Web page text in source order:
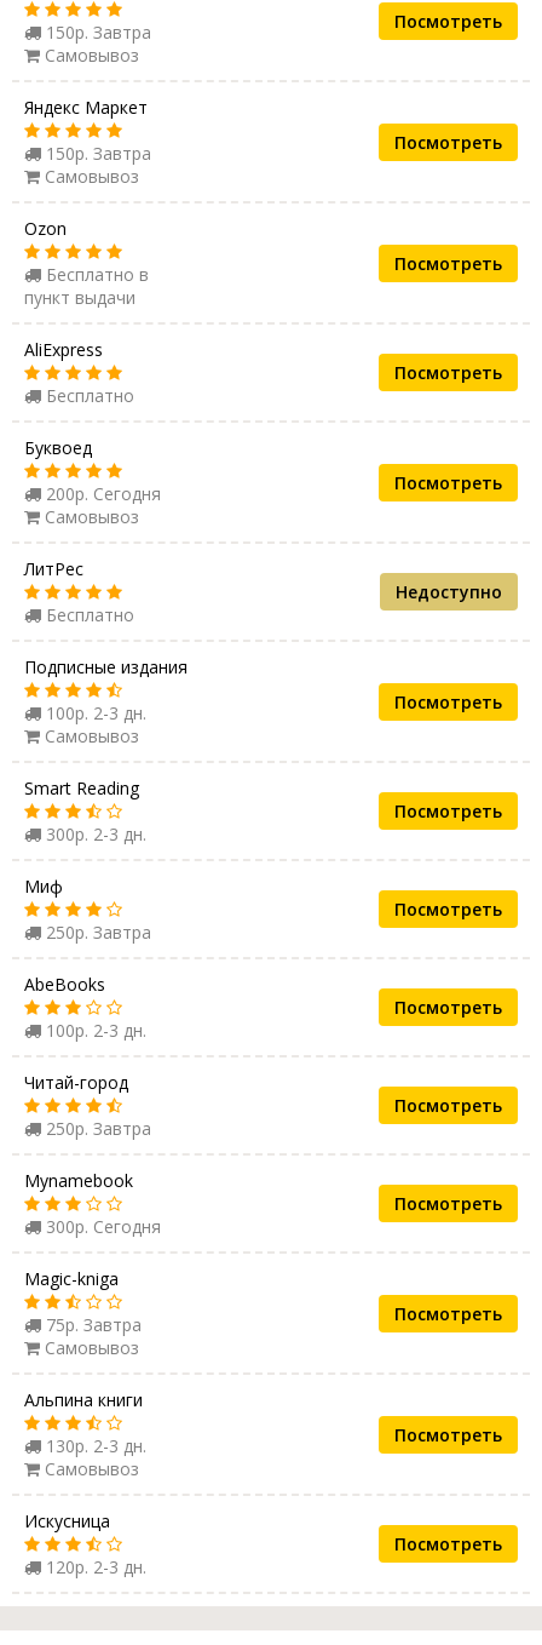
150р. Завтра
Самовывоз
Посмотреть
Яндекс Маркет
150р. Завтра
Самовывоз
Посмотреть
Ozon
Бесплатно в
пункт выдачи
Посмотреть
AliExpress
Бесплатно
Посмотреть
Буквоед
200р. Сегодня
Самовывоз
Посмотреть
ЛитРес
Бесплатно
Недоступно
Подписные издания
100р. 2-3 дн.
Самовывоз
Посмотреть
Smart Reading
300р. 2-3 дн.
Посмотреть
Миф
250р. Завтра
Посмотреть
AbeBooks
100р. 2-3 дн.
Посмотреть
Читай-город
250р. Завтра
Посмотреть
Mynamebook
300р. Сегодня
Посмотреть
Magic-kniga
75р. Завтра
Самовывоз
Посмотреть
Альпина книги
130р. 2-3 дн.
Самовывоз
Посмотреть
Искусница
120р. 2-3 дн.
Посмотреть